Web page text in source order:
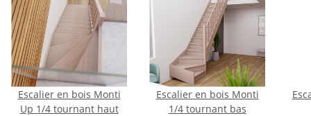
Escalier en bois Monti
Up 1/4 tournant haut
Escalier en bois Monti
1/4 tournant bas